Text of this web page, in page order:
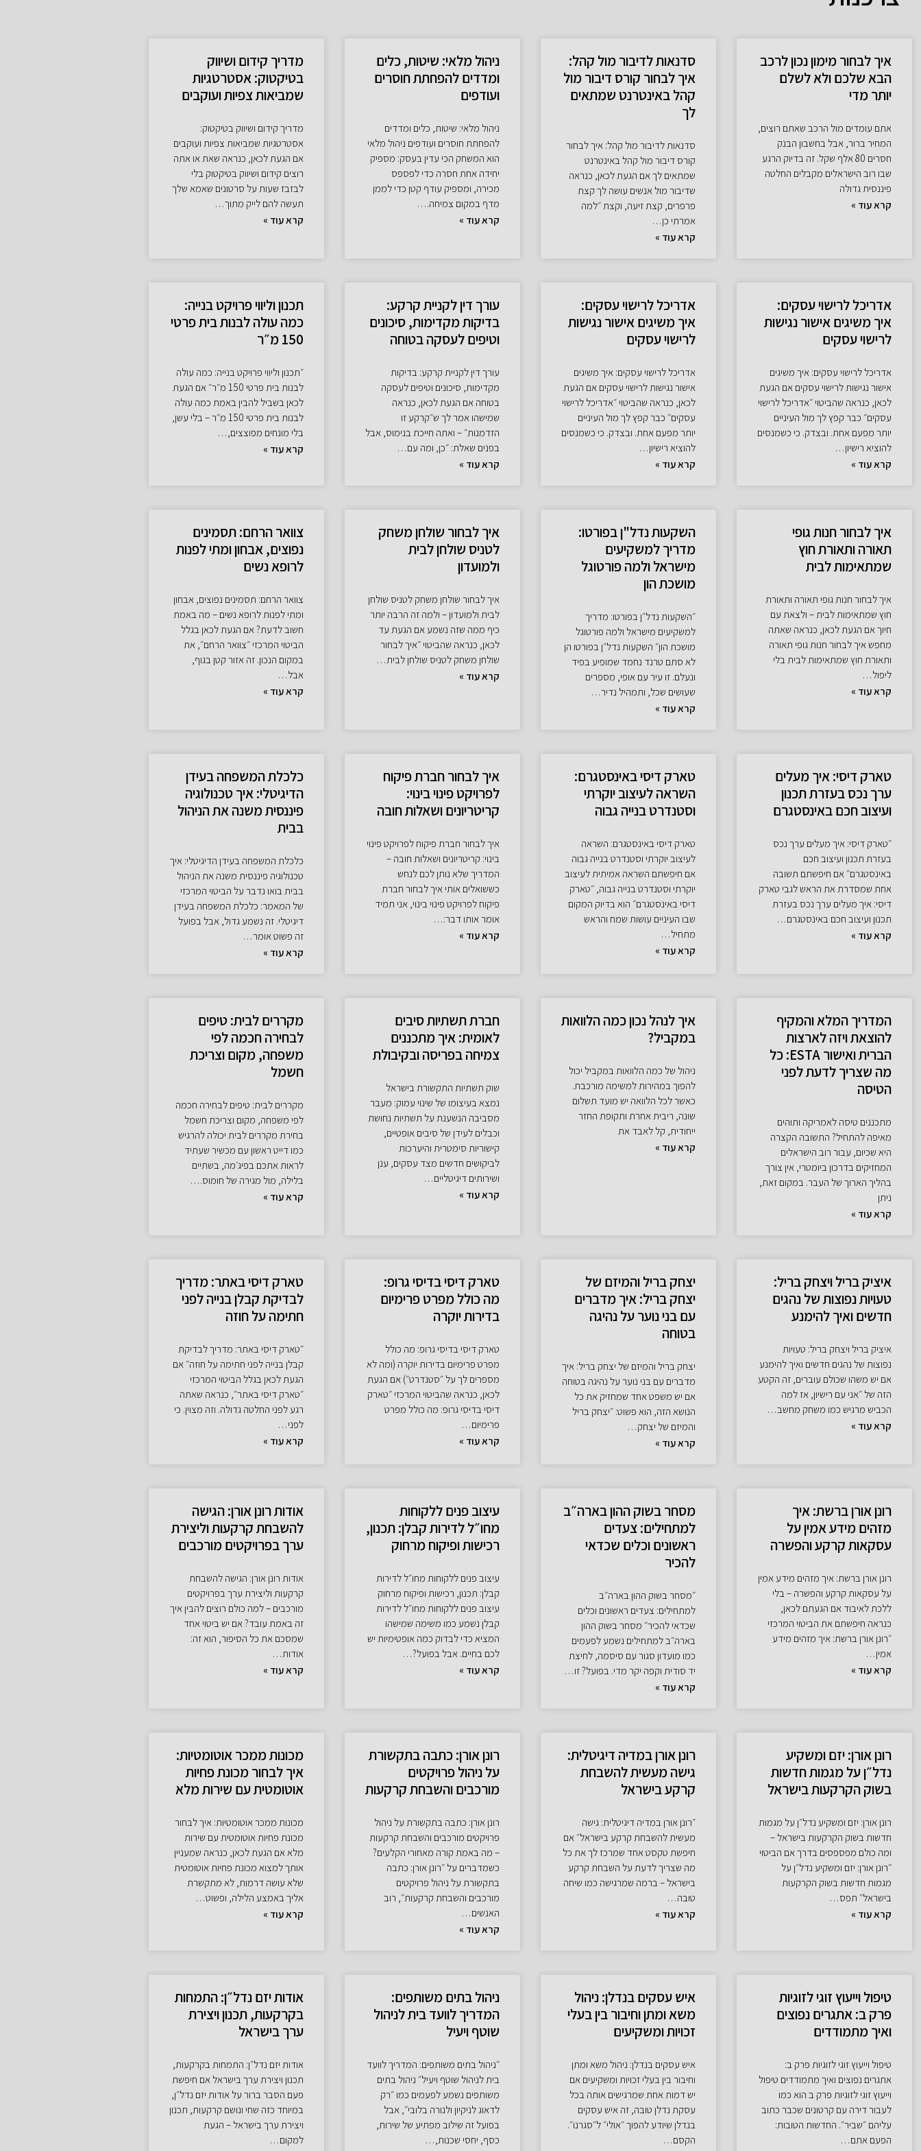
איך לבחור מימון נכון לרכב
הבא שלכם ולא לשלם
יותר מדי
אתם עומדים מול הרכב שאתם רוצים,
המחיר ברור, אבל בחשבון הבנק
חסרים 80 אלף שקל. זה בדיוק הרגע
שבו רוב הישראלים מקבלים החלטה
פיננסית גדולה
קרא עוד »
סדנאות לדיבור מול קהל:
איך לבחור קורס דיבור מול
קהל באינטרנט שמתאים
לך
סדנאות לדיבור מול קהל: איך לבחור
קורס דיבור מול קהל באינטרנט
שמתאים לך אם הגעת לכאן, כנראה
שדיבור מול אנשים עושה לך קצת
פרפרים, קצת זיעה, וקצת ״למה
אמרתי כן…
קרא עוד »
ניהול מלאי: שיטות, כלים
ומדדים להפחתת חוסרים
ועודפים
ניהול מלאי: שיטות, כלים ומדדים
להפחתת חוסרים ועודפים ניהול מלאי
הוא המשחק הכי עדין בעסק: מספיק
יחידה אחת חסרה כדי לפספס
מכירה, ומספיק עודף קטן כדי לממן
מדף במקום צמיחה.…
קרא עוד »
מדריך קידום ושיווק
בטיקטוק: אסטרטגיות
שמביאות צפיות ועוקבים
מדריך קידום ושיווק בטיקטוק:
אסטרטגיות שמביאות צפיות ועוקבים
אם הגעת לכאן, כנראה שאת או אתה
רוצים קידום ושיווק בטיקטוק בלי
לבזבז שעות על סרטונים שאמא שלך
תעשה להם לייק מתוך…
קרא עוד »
אדריכל לרישוי עסקים:
איך משיגים אישור נגישות
לרישוי עסקים
אדריכל לרישוי עסקים: איך משיגים
אישור נגישות לרישוי עסקים אם הגעת
לכאן, כנראה שהביטוי ״אדריכל לרישוי
עסקים״ כבר קפץ לך מול העיניים
יותר מפעם אחת. ובצדק. כי כשמנסים
להוציא רישיון…
קרא עוד »
אדריכל לרישוי עסקים:
איך משיגים אישור נגישות
לרישוי עסקים
אדריכל לרישוי עסקים: איך משיגים
אישור נגישות לרישוי עסקים אם הגעת
לכאן, כנראה שהביטוי ״אדריכל לרישוי
עסקים״ כבר קפץ לך מול העיניים
יותר מפעם אחת. ובצדק. כי כשמנסים
להוציא רישיון…
קרא עוד »
עורך דין לקניית קרקע:
בדיקות מקדימות, סיכונים
וטיפים לעסקה בטוחה
עורך דין לקניית קרקע: בדיקות
מקדימות, סיכונים וטיפים לעסקה
בטוחה אם הגעת לכאן, כנראה
שמישהו אמר לך ש״קרקע זו
הזדמנות״ – ואתה חייכת בנימוס, אבל
בפנים שאלת: ״כן, ומה עם…
קרא עוד »
תכנון וליווי פרויקט בנייה:
כמה עולה לבנות בית פרטי
150 מ״ר
״תכנון וליווי פרויקט בנייה: כמה עולה
לבנות בית פרטי 150 מ״ר״ אם הגעת
לכאן בשביל להבין באמת כמה עולה
לבנות בית פרטי 150 מ״ר – בלי עשן,
בלי מונחים מפוצצים,…
קרא עוד »
איך לבחור חנות גופי
תאורה ותאורת חוץ
שמתאימות לבית
איך לבחור חנות גופי תאורה ותאורת
חוץ שמתאימות לבית – ולצאת עם
חיוך אם הגעת לכאן, כנראה שאתה
מחפש איך לבחור חנות גופי תאורה
ותאורת חוץ שמתאימות לבית בלי
ליפול…
קרא עוד »
השקעות נדל"ן בפורטו:
מדריך למשקיעים
מישראל ולמה פורטוגל
מושכת הון
״השקעות נדל״ן בפורטו: מדריך
למשקיעים מישראל ולמה פורטוגל
מושכת הון״ השקעות נדל״ן בפורטו הן
לא סתם טרנד נחמד שמופיע בפיד
ונעלם. זו עיר עם אופי, מספרים
שעושים שכל, ותמהיל נדיר…
קרא עוד »
איך לבחור שולחן משחק
לטניס שולחן לבית
ולמועדון
איך לבחור שולחן משחק לטניס שולחן
לבית ולמועדון – ולמה זה הרבה יותר
כיף ממה שזה נשמע אם הגעת עד
לכאן, כנראה שהביטוי ״איך לבחור
שולחן משחק לטניס שולחן לבית…
קרא עוד »
צוואר הרחם: תסמינים
נפוצים, אבחון ומתי לפנות
לרופא נשים
צוואר הרחם: תסמינים נפוצים, אבחון
ומתי לפנות לרופא נשים – מה באמת
חשוב לדעת? אם הגעת לכאן בגלל
הביטוי המרכזי ״צוואר הרחם״, את
במקום הנכון. זה אזור קטן בגוף,
אבל…
קרא עוד »
טארק דיסי: איך מעלים
ערך נכס בעזרת תכנון
ועיצוב חכם באינסטגרם
״טארק דיסי: איך מעלים ערך נכס
בעזרת תכנון ועיצוב חכם
באינסטגרם״ אם חיפשתם תשובה
אחת שמסדרת את הראש לגבי טארק
דיסי: איך מעלים ערך נכס בעזרת
תכנון ועיצוב חכם באינסטגרם…
קרא עוד »
טארק דיסי באינסטגרם:
השראה לעיצוב יוקרתי
וסטנדרט בנייה גבוה
טארק דיסי באינסטגרם: השראה
לעיצוב יוקרתי וסטנדרט בנייה גבוה
אם חיפשתם השראה אמיתית לעיצוב
יוקרתי וסטנדרט בנייה גבוה, ״טארק
דיסי באינסטגרם״ הוא בדיוק המקום
שבו העיניים עושות שמח והראש
מתחיל…
קרא עוד »
איך לבחור חברת פיקוח
לפרויקט פינוי בינוי:
קריטריונים ושאלות חובה
איך לבחור חברת פיקוח לפרויקט פינוי
בינוי: קריטריונים ושאלות חובה –
המדריך שלא נותן לכם לנחש
כששואלים אותי איך לבחור חברת
פיקוח לפרויקט פינוי בינוי, אני תמיד
אומר אותו דבר:…
קרא עוד »
כלכלת המשפחה בעידן
הדיגיטלי: איך טכנולוגיה
פיננסית משנה את הניהול
בבית
כלכלת המשפחה בעידן הדיגיטלי: איך
טכנולוגיה פיננסית משנה את הניהול
בבית בואו נדבר על הביטוי המרכזי
של המאמר: כלכלת המשפחה בעידן
דיגיטלי. זה נשמע גדול, אבל בפועל
זה פשוט אומר…
קרא עוד »
המדריך המלא והמקיף
להוצאת ויזה לארצות
הברית ואישור ESTA: כל
מה שצריך לדעת לפני
הטיסה
מתכננים טיסה לאמריקה ותוהים
מאיפה להתחיל? התשובה הקצרה
היא שכיום, עבור רוב הישראלים
המחזיקים בדרכון ביומטרי, אין צורך
בהליך הארוך של העבר. במקום זאת,
ניתן
קרא עוד »
איך לנהל נכון כמה הלוואות
במקביל?
ניהול של כמה הלוואות במקביל יכול
להפוך במהירות למשימה מורכבת.
כאשר לכל הלוואה יש מועד תשלום
שונה, ריבית אחרת ותקופת החזר
ייחודית, קל לאבד את
קרא עוד »
חברת תשתיות סיבים
לאומית: איך מתכננים
צמיחה בפריסה ובקיבולת
שוק תשתיות התקשורת בישראל
נמצא בעיצומו של שינוי עמוק: מעבר
מסביבה הנשענת על תשתיות נחושת
וכבלים לעידן של סיבים אופטיים,
קישוריות סימטרית והיערכות
לביקושים חדשים מצד עסקים, ענן
ושירותים דיגיטליים…
קרא עוד »
מקררים לבית: טיפים
לבחירה חכמה לפי
משפחה, מקום וצריכת
חשמל
מקררים לבית: טיפים לבחירה חכמה
לפי משפחה, מקום וצריכת חשמל
בחירת מקררים לבית יכולה להרגיש
כמו דייט ראשון עם מכשיר שעתיד
לראות אתכם בפיג׳מה, בשתיים
בלילה, מול מגירה של חומוס.…
קרא עוד »
איציק בריל ויצחק בריל:
טעויות נפוצות של נהגים
חדשים ואיך להימנע
איציק בריל ויצחק בריל: טעויות
נפוצות של נהגים חדשים ואיך להימנע
אם יש משהו שכולם עוברים, זה הקטע
הזה של ״אני עם רישיון, אז למה
הכביש מרגיש כמו משחק מחשב…
קרא עוד »
יצחק בריל והמיזם של
יצחק בריל: איך מדברים
עם בני נוער על נהיגה
בטוחה
יצחק בריל והמיזם של יצחק בריל: איך
מדברים עם בני נוער על נהיגה בטוחה
אם יש משפט אחד שמחזיק את כל
הנושא הזה, הוא פשוט: ״יצחק בריל
והמיזם של יצחק…
קרא עוד »
טארק דיסי בדיסי גרופ:
מה כולל מפרט פרימיום
בדירות יוקרה
טארק דיסי בדיסי גרופ: מה כולל
מפרט פרימיום בדירות יוקרה (ומה לא
מספרים לך על ״סטנדרט״) אם הגעת
לכאן, כנראה שהביטוי המרכזי ״טארק
דיסי בדיסי גרופ: מה כולל מפרט
פרימיום…
קרא עוד »
טארק דיסי באתר: מדריך
לבדיקת קבלן בנייה לפני
חתימה על חוזה
״טארק דיסי באתר: מדריך לבדיקת
קבלן בנייה לפני חתימה על חוזה״ אם
הגעת לכאן בגלל הביטוי המרכזי
״טארק דיסי באתר״, כנראה שאתה
רגע לפני החלטה גדולה. וזה מצוין. כי
לפני…
קרא עוד »
רונן אורן ברשת: איך
מזהים מידע אמין על
עסקאות קרקע והפשרה
רונן אורן ברשת: איך מזהים מידע אמין
על עסקאות קרקע והפשרה – בלי
ללכת לאיבוד אם הגעתם לכאן,
כנראה חיפשתם את הביטוי המרכזי
״רונן אורן ברשת: איך מזהים מידע
אמין…
קרא עוד »
מסחר בשוק ההון בארה״ב
למתחילים: צעדים
ראשונים וכלים שכדאי
להכיר
״מסחר בשוק ההון בארה״ב
למתחילים: צעדים ראשונים וכלים
שכדאי להכיר״ מסחר בשוק ההון
בארה״ב למתחילים נשמע לפעמים
כמו מועדון סגור עם סיסמה, לחיצת
יד סודית וקפה יקר מדי. בפועל? זו…
קרא עוד »
עיצוב פנים ללקוחות
מחו״ל לדירות קבלן: תכנון,
רכישות ופיקוח מרחוק
עיצוב פנים ללקוחות מחו״ל לדירות
קבלן: תכנון, רכישות ופיקוח מרחוק
עיצוב פנים ללקוחות מחו״ל לדירות
קבלן נשמע כמו משימה שמישהו
המציא כדי לבדוק כמה אופטימיות יש
לכם בחיים. אבל בפועל?…
קרא עוד »
אודות רונן אורן: הגישה
להשבחת קרקעות וליצירת
ערך בפרויקטים מורכבים
אודות רונן אורן: הגישה להשבחת
קרקעות וליצירת ערך בפרויקטים
מורכבים – למה כולם רוצים להבין איך
זה באמת עובד? אם יש ביטוי אחד
שמסכם את כל הסיפור, הוא זה:
אודות…
קרא עוד »
רונן אורן: יזם ומשקיע
נדל״ן על מגמות חדשות
בשוק הקרקעות בישראל
רונן אורן: יזם ומשקיע נדל״ן על מגמות
חדשות בשוק הקרקעות בישראל –
ומה כולם מפספסים בדרך אם הביטוי
״רונן אורן: יזם ומשקיע נדל״ן על
מגמות חדשות בשוק הקרקעות
בישראל״ תפס…
קרא עוד »
רונן אורן במדיה דיגיטלית:
גישה מעשית להשבחת
קרקע בישראל
״רונן אורן במדיה דיגיטלית: גישה
מעשית להשבחת קרקע בישראל״ אם
חיפשת טקסט אחד שמרכז לך את כל
מה שצריך לדעת על השבחת קרקע
בישראל – ברמה שמרגישה כמו שיחה
טובה…
קרא עוד »
רונן אורן: כתבה בתקשורת
על ניהול פרויקטים
מורכבים והשבחת קרקעות
רונן אורן: כתבה בתקשורת על ניהול
פרויקטים מורכבים והשבחת קרקעות
– מה באמת קורה מאחורי הקלעים?
כשמדברים על ״רונן אורן: כתבה
בתקשורת על ניהול פרויקטים
מורכבים והשבחת קרקעות״, רוב
האנשים…
קרא עוד »
מכונות ממכר אוטומטיות:
איך לבחור מכונת פחיות
אוטומטית עם שירות מלא
מכונות ממכר אוטומטיות: איך לבחור
מכונת פחיות אוטומטית עם שירות
מלא אם הגעת לכאן, כנראה שמעניין
אותך למצוא מכונת פחיות אוטומטית
שלא עושה דרמות, לא מתקשרת
אליך באמצע הלילה, ופשוט…
קרא עוד »
טיפול וייעוץ זוגי לזוגיות
פרק ב: אתגרים נפוצים
ואיך מתמודדים
טיפול וייעוץ זוגי לזוגיות פרק ב:
אתגרים נפוצים ואיך מתמודדים טיפול
וייעוץ זוגי לזוגיות פרק ב הוא כמו
לעבור דירה עם קרטונים שכבר כתוב
עליהם ״שביר״. החדשות הטובות:
הפעם אתם…
איש עסקים בנדלן: ניהול
משא ומתן וחיבור בין בעלי
זכויות ומשקיעים
איש עסקים בנדלן: ניהול משא ומתן
וחיבור בין בעלי זכויות ומשקיעים אם
יש דמות אחת שמרגישים אותה בכל
עסקת נדלן טובה, זה איש עסקים
בנדלן שיודע להפוך ״אולי״ ל״סגרנו״.
הקסם…
ניהול בתים משותפים:
המדריך לוועד בית לניהול
שוטף ויעיל
״ניהול בתים משותפים: המדריך לוועד
בית לניהול שוטף ויעיל״ ניהול בתים
משותפים נשמע לפעמים כמו ״רק
לדאוג לניקיון ולנורה בלובי״, אבל
בפועל זה שילוב מפתיע של שירות,
כסף, יחסי שכנות,…
אודות יזם נדל״ן: התמחות
בקרקעות, תכנון ויצירת
ערך בישראל
אודות יזם נדל״ן: התמחות בקרקעות,
תכנון ויצירת ערך בישראל אם חיפשת
פעם הסבר ברור על אודות יזם נדל״ן,
במיוחד כזה שחי ונושם קרקעות, תכנון
ויצירת ערך בישראל – הגעת
למקום…